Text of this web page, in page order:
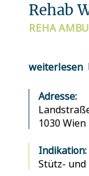
Rehab
REHA
weiterlesen
Adresse:
1030 Wien
Indikation:
Stütz-